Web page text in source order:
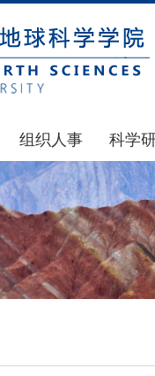
要
纪要
组织人事
通知公告
博士后管理
人才招聘
年度考核
下载专区
科学
国家
科研
通知
科研
地科